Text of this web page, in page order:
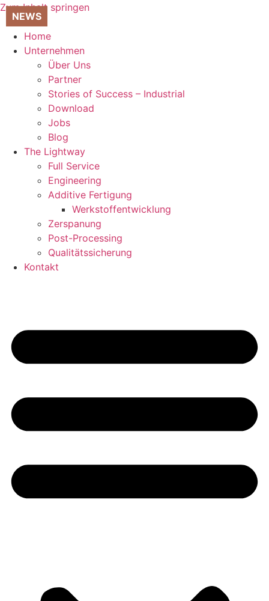
Zum Inhalt springen
Home
Unternehmen
Über Uns
Partner
Stories of Success – Industrial
Download
Jobs
Blog
The Lightway
Full Service
Engineering
Additive Fertigung
Werkstoffentwicklung
Zerspanung
Post-Processing
Qualitätssicherung
Kontakt